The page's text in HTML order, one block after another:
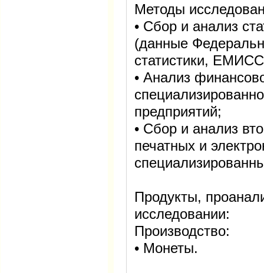
Методы
• Сбор и анализ
(данные
статистики,
• Анализ
предприятий;
• Сбор и анализ
печатных и
Продукты,
исследовании:
Производство:
• Монеты.